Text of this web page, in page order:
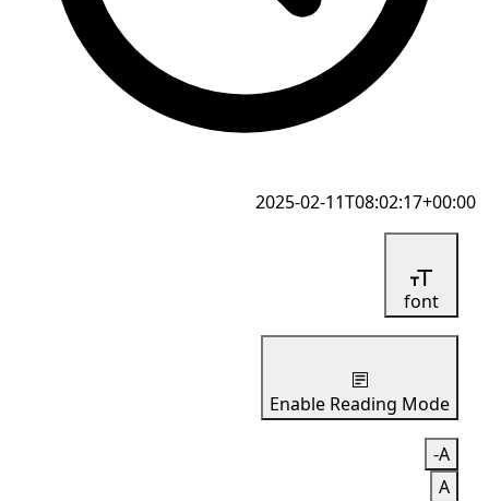
2025-02-11T08:02:17+00:00
font
Enable Reading Mode
A-
A